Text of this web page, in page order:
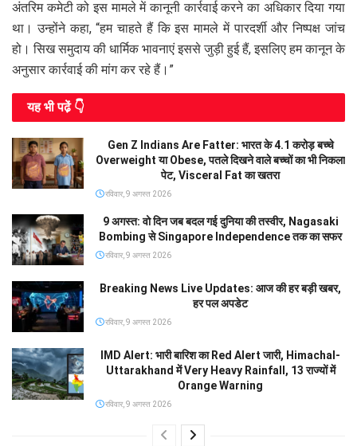
अंतरिम कमेटी को इस मामले में कानूनी कार्रवाई करने का अधिकार दिया गया
था। उन्होंने कहा, “हम चाहते हैं कि इस मामले में पारदर्शी और निष्पक्ष जांच
हो। सिख समुदाय की धार्मिक भावनाएं इससे जुड़ी हुई हैं, इसलिए हम कानून के
अनुसार कार्रवाई की मांग कर रहे हैं।”
यह भी पढे़ं 👇
Gen Z Indians Are Fatter: भारत के 4.1 करोड़ बच्चे
Overweight या Obese, पतले दिखने वाले बच्चों का भी निकला
पेट, Visceral Fat का खतरा
रविवार, 9 अगस्त 2026
9 अगस्त: वो दिन जब बदल गई दुनिया की तस्वीर, Nagasaki
Bombing से Singapore Independence तक का सफर
रविवार, 9 अगस्त 2026
Breaking News Live Updates: आज की हर बड़ी खबर,
हर पल अपडेट
रविवार, 9 अगस्त 2026
IMD Alert: भारी बारिश का Red Alert जारी, Himachal-
Uttarakhand में Very Heavy Rainfall, 13 राज्यों में
Orange Warning
रविवार, 9 अगस्त 2026